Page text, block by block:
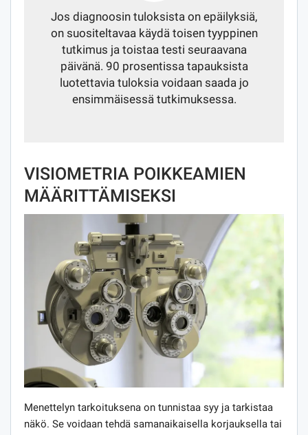
Jos diagnoosin tuloksista on epäilyksiä,
on suositeltavaa käydä toisen tyyppinen
tutkimus ja toistaa testi seuraavana
päivänä. 90 prosentissa tapauksista
luotettavia tuloksia voidaan saada jo
ensimmäisessä tutkimuksessa.
VISIOMETRIA POIKKEAMIEN
MÄÄRITTÄMISEKSI
Menettelyn tarkoituksena on tunnistaa syy ja tarkistaa
näkö. Se voidaan tehdä samanaikaisella korjauksella tai